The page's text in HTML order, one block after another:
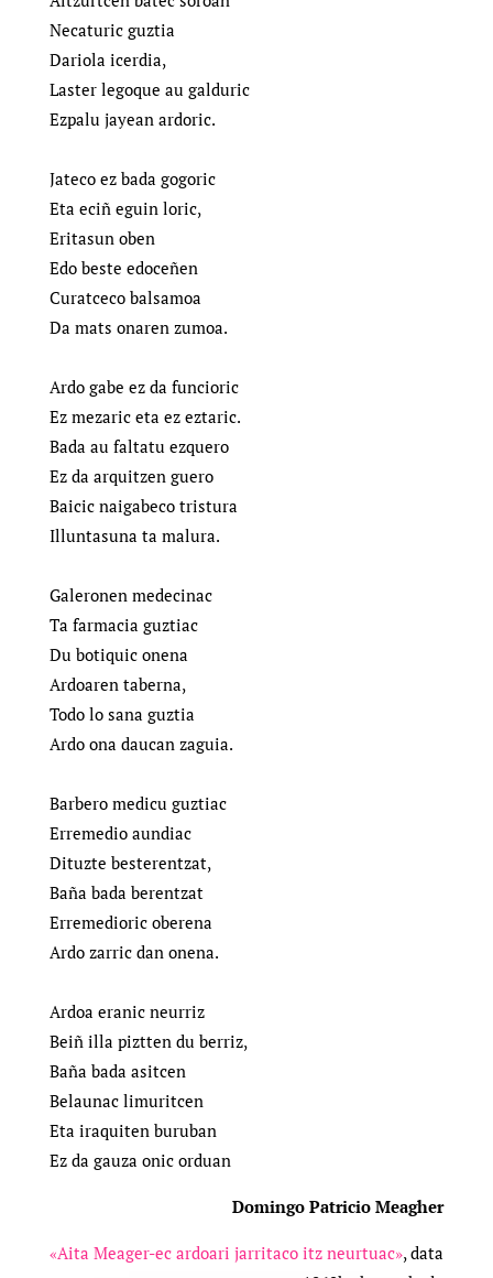
Necaturic guztia
Dariola icerdia,
Laster legoque au galduric
Ezpalu jayean ardoric.
Jateco ez bada gogoric
Eta eciñ eguin loric,
Eritasun oben
Edo beste edoceñen
Curatceco balsamoa
Da mats onaren zumoa.
Ardo gabe ez da funcioric
Ez mezaric eta ez eztaric.
Bada au faltatu ezquero
Ez da arquitzen guero
Baicic naigabeco tristura
Illuntasuna ta malura.
Galeronen medecinac
Ta farmacia guztiac
Du botiquic onena
Ardoaren taberna,
Todo lo sana guztia
Ardo ona daucan zaguia.
Barbero medicu guztiac
Erremedio aundiac
Dituzte besterentzat,
Baña bada berentzat
Erremedioric oberena
Ardo zarric dan onena.
Ardoa eranic neurriz
Beiñ illa piztten du berriz,
Baña bada asitcen
Belaunac limuritcen
Eta iraquiten buruban
Ez da gauza onic orduan
Domingo Patricio Meagher
«Aita Meager-ec ardoari jarritaco itz neurtuac», data